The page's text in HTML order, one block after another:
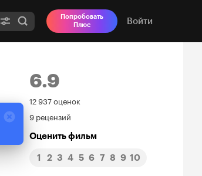
Попробовать
Плюс
Войти
6.9
Рейтинг
Кинопоиска
6.9
12 937 оценок
9 рецензий
Оценить фильм
1 2 3 4 5 6 7 8 9 10